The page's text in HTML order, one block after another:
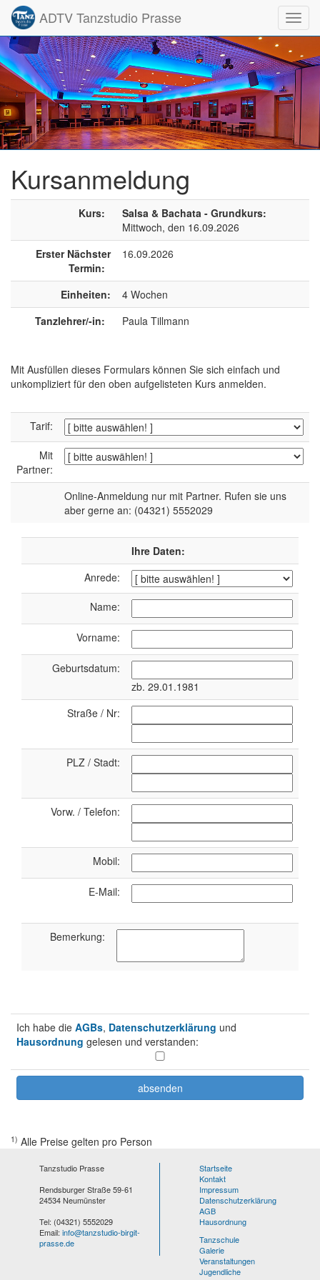
ADTV Tanzstudio Prasse
Kursanmeldung
Kurs:
Salsa & Bachata - Grundkurs:
Mittwoch, den 16.09.2026
Erster Nächster
Termin:
16.09.2026
Einheiten:
4 Wochen
Tanzlehrer/-in:
Paula Tillmann
Mit Ausfüllen dieses Formulars können Sie sich einfach und
unkompliziert für den oben aufgelisteten Kurs anmelden.
Tarif:
Mit
Partner:
Online-Anmeldung nur mit Partner. Rufen sie uns
aber gerne an: (04321) 5552029
Ihre Daten:
Anrede:
Name:
Vorname:
Geburtsdatum:
zb. 29.01.1981
Straße / Nr:
PLZ / Stadt:
Vorw. / Telefon:
Mobil:
E-Mail:
Bemerkung:
Ich habe die AGBs, Datenschutzerklärung und
Hausordnung gelesen und verstanden:
1) Alle Preise gelten pro Person
Tanzstudio Prasse
Rendsburger Straße 59-61
24534 Neumünster
Tel: (04321) 5552029
Email: info@tanzstudio-birgit-
prasse.de
Startseite
Kontakt
Impressum
Datenschutzerklärung
AGB
Hausordnung
Tanzschule
Galerie
Veranstaltungen
Jugendliche